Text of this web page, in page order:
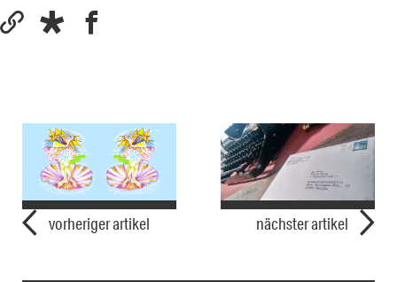
vorheriger artikel nächster artikel